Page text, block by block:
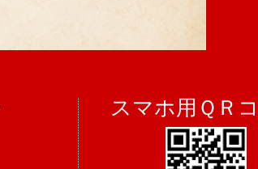
スマホ用ＱＲ